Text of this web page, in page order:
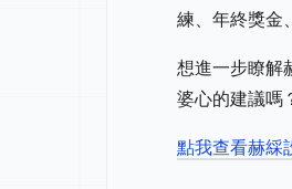
練、年終獎金
想進一步瞭解
婆心的建議嗎
點我查看赫綵